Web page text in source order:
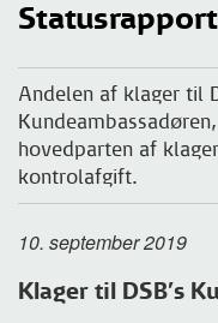
Andelen af klager til
hovedparten af
kontrolafgift.
10. september 2019
Klager til DSB’s